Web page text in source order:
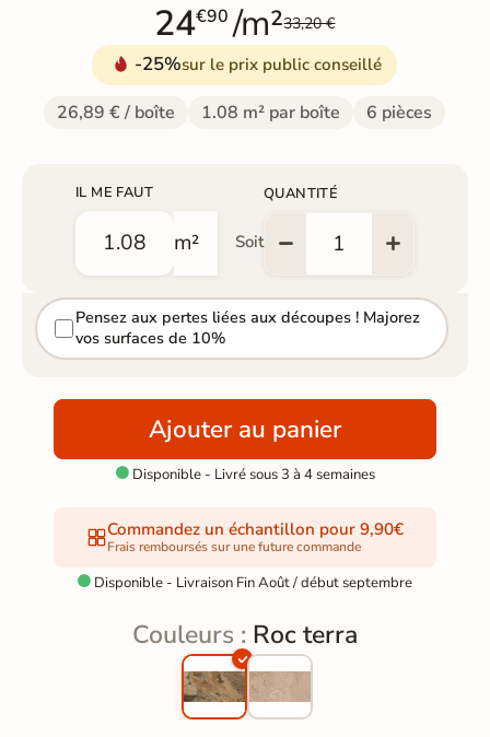
24€90 /m²33,20 €
-25%sur le prix public conseillé
26,89 € / boîte 1.08 m² par boîte 6 pièces
IL ME FAUT
m² Soit
QUANTITÉ
Pensez aux pertes liées aux découpes ! Majorez
vos surfaces de 10%
Ajouter au panier
Disponible - Livré sous 3 à 4 semaines
Commandez un échantillon pour 9,90€
Frais remboursés sur une future commande
 Disponible - Livraison Fin Août / début septembre
Couleurs : Roc terra